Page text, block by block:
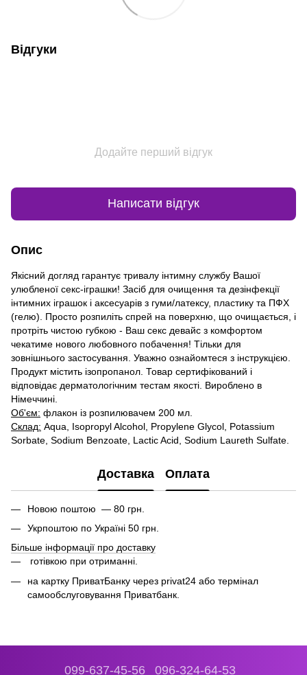
Відгуки
Додайте перший відгук
Написати відгук
Опис
Якісний догляд гарантує тривалу інтимну службу Вашої
улюбленої секс-іграшки! Засіб для очищення та дезінфекції
інтимних іграшок і аксесуарів з гуми/латексу, пластику та ПФХ
(гелю). Просто розпиліть спрей на поверхню, що очищається, і
протріть чистою губкою - Ваш секс девайс з комфортом
чекатиме нового любовного побачення! Тільки для
зовнішнього застосування. Уважно ознайомтеся з інструкцією.
Продукт містить ізопропанол. Товар сертифікований і
відповідає дерматологічним тестам якості. Вироблено в
Німеччині.
Об'єм: флакон із розпилювачем 200 мл.
Склад: Aqua, Isopropyl Alcohol, Propylene Glycol, Potassium
Sorbate, Sodium Benzoate, Lactic Acid, Sodium Laureth Sulfate.
Доставка Оплата
Новою поштою — 80 грн.
Укрпоштою по Україні 50 грн.
Більше інформації про доставку
готівкою при отриманні.
на картку ПриватБанку через privat24 або термінал
самообслуговування Приватбанк.
099-637-45-56 096-324-64-53